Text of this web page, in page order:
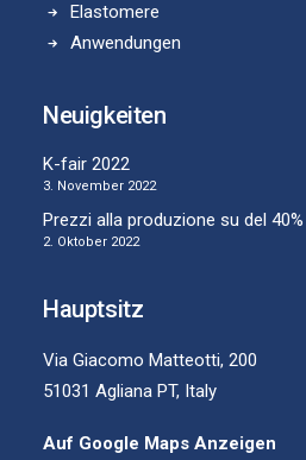
Elastomere
Anwendungen
Neuigkeiten
K-fair 2022
3. November 2022
Prezzi alla produzione su del 40%
2. Oktober 2022
Hauptsitz
Via Giacomo Matteotti, 200
51031 Agliana PT, Italy
Auf Google Maps Anzeigen